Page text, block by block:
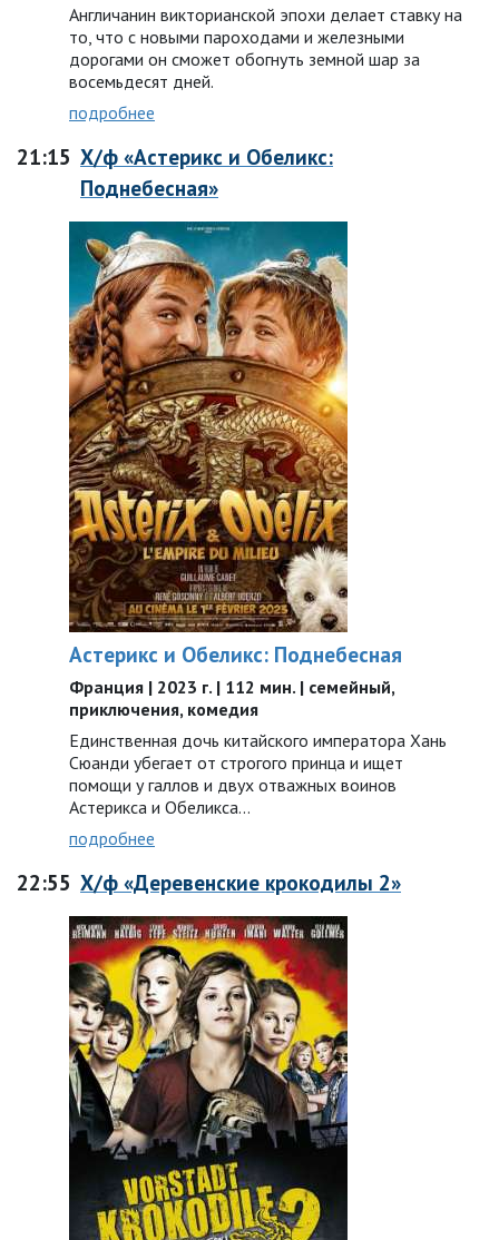
Англичанин викторианской эпохи делает ставку на
то, что с новыми пароходами и железными
дорогами он сможет обогнуть земной шар за
восемьдесят дней.
подробнее
21:15 Х/ф «Астерикс и Обеликс:
Поднебесная»
Астерикс и Обеликс: Поднебесная
Франция | 2023 г. | 112 мин. | семейный,
приключения, комедия
Единственная дочь китайского императора Хань
Сюанди убегает от строгого принца и ищет
помощи у галлов и двух отважных воинов
Астерикса и Обеликса…
подробнее
22:55 Х/ф «Деревенские крокодилы 2»